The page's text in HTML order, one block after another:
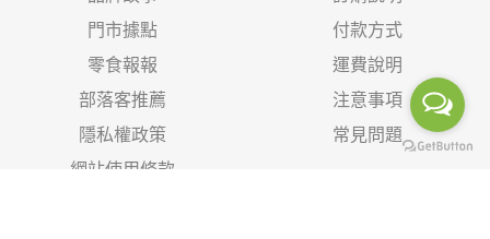
門市據點
零食報報
部落客推薦
隱私權政策
網站使用條款
付款方式
運費說明
注意事項
常見問題